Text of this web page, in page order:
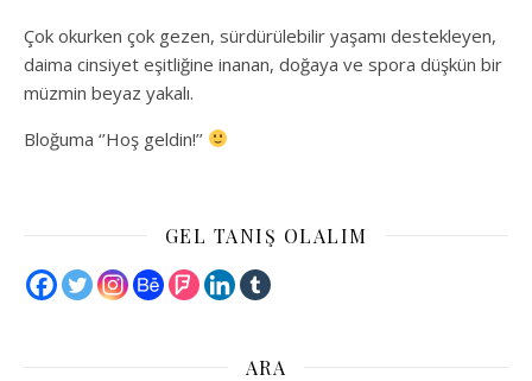
Çok okurken çok gezen, sürdürülebilir yaşamı destekleyen,
daima cinsiyet eşitliğine inanan, doğaya ve spora düşkün bir
müzmin beyaz yakalı.
Bloğuma ‘’Hoş geldin!’’
GEL TANIŞ OLALIM
ARA